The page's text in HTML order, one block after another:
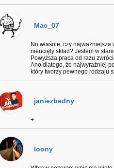
Mac_07
No właśnie, czy
nieucięty skład? Jestem w
Powyższa praca od razu
Ano dlatego, że najwyraźniej
który tworzy pewnego rodzaju
janiezbedny
+
loony